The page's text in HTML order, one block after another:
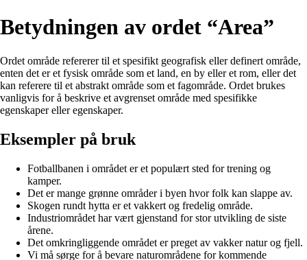
Betydningen av ordet “Area”
Ordet område refererer til et spesifikt geografisk eller definert område,
enten det er et fysisk område som et land, en by eller et rom, eller det
kan referere til et abstrakt område som et fagområde. Ordet brukes
vanligvis for å beskrive et avgrenset område med spesifikke
egenskaper eller egenskaper.
Eksempler på bruk
Fotballbanen i området er et populært sted for trening og
kamper.
Det er mange grønne områder i byen hvor folk kan slappe av.
Skogen rundt hytta er et vakkert og fredelig område.
Industriområdet har vært gjenstand for stor utvikling de siste
årene.
Det omkringliggende området er preget av vakker natur og fjell.
Vi må sørge for å bevare naturområdene for kommende